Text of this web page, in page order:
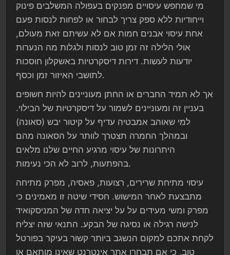
מי שמחפש עיסויים מפנקים בעפולה המשלבים פינוק
וייחודיות ללא ספק צריך לבחור או לפחות לנסות פעם
אחת עיסוי אבנים חמות אם לא עשיתם זאת מעולם,
אולי הלילה זה זמן טוב לנסות ולגלות מה הנערות
יודעות לעשות. דירות דיסקרטיות באשקלון חוסכות
לתושבי האיזור זמן וכסף.
אך לא תמיד החברים או החתן מעוניינים להיות חשופים
בעניין זה ומעוניינים לשמור על דיסקרטיות של הבילוי.
למי שאוהב אמבטיה עדיף על קיטור יבש (סאונה)
ובמהלך החמרה תצטרך לוותר על הסאונה מהם
היתרונות של עיסוי מרגיע החיים שלנו מלאים
בהפתעות, לרוב לא הכי נעימות.
עיסוי מתיחת שרירים, רצועות, פאסיה, מפרק מתיחה
מתבצעת לאחר המישוש. חסידי שיטה זו מאמינים כי
מפרק ומשי מעידים על על יציאה חדה של המניסקואיד
לנישה רגילה או נסיגה של הבקע. התנאי שזה יצליח
לקחת אתכם למקום הנשגב ביותר קשור בעיקר בפורטל
טוב, כי אם תבחרו אתר אינטרנט שאינו מותאם או